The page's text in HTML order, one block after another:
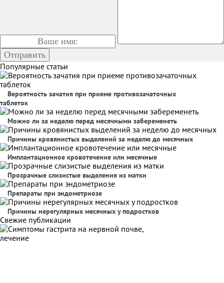
Популярные статьи
Вероятность зачатия при приеме противозачаточных
таблеток
Можно ли за неделю перед месячными забеременеть
Причины кровянистых выделений за неделю до месячных
Имплантационное кровотечение или месячные
Прозрачные слизистые выделения из матки
Препараты при эндометриозе
Причины нерегулярных месячных у подростков
Свежие публикации